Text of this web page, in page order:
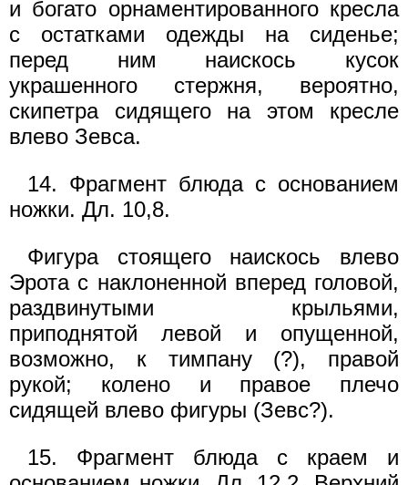
и богато орнаментированного кресла
с остатками одежды на сиденье;
перед ним наискось кусок
украшенного стержня, вероятно,
скипетра сидящего на этом кресле
влево Зевса.
14. Фрагмент блюда с основанием
ножки. Дл. 10,8.
Фигура стоящего наискось влево
Эрота с наклоненной вперед головой,
раздвинутыми крыльями,
приподнятой левой и опущенной,
возможно, к тимпану (?), правой
рукой; колено и правое плечо
сидящей влево фигуры (Зевс?).
15. Фрагмент блюда с краем и